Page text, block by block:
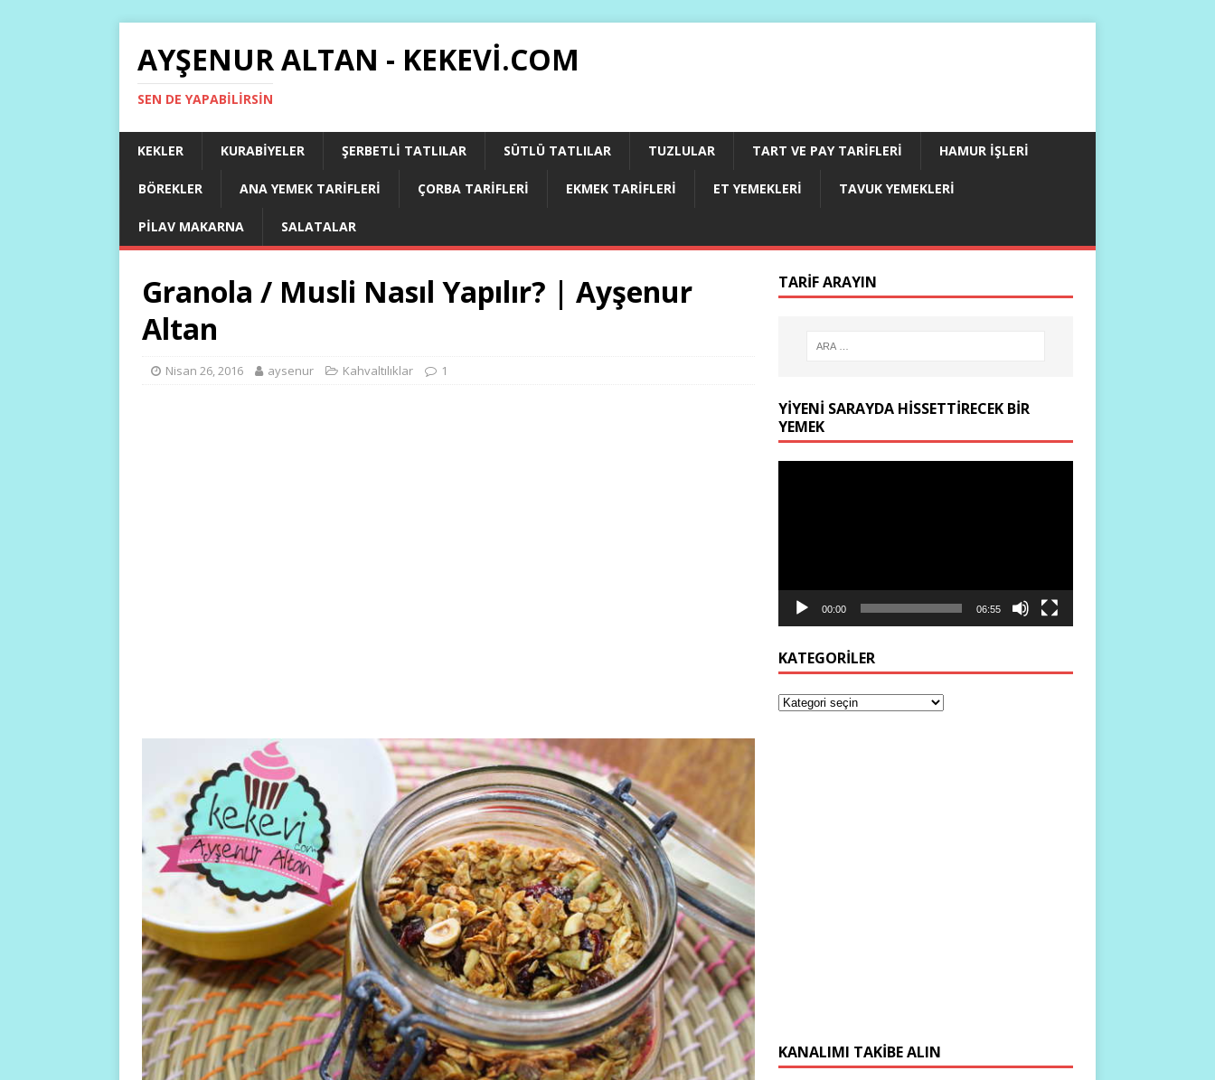
AYŞENUR ALTAN - KEKEVI.COM
SEN DE YAPABILIRSIN
KEKLER KURABIYELER ŞERBETLI TATLILAR SÜTLÜ TATLILAR TUZLULAR TART VE PAY TARIFLERI HAMUR İŞLERI
BÖREKLER ANA YEMEK TARIFLERI ÇORBA TARIFLERI EKMEK TARIFLERI ET YEMEKLERI TAVUK YEMEKLERI
PILAV MAKARNA SALATALAR
Granola / Musli Nasıl Yapılır? | Ayşenur
Altan
Nisan 26, 2016 aysenur Kahvaltılıklar 1
TARIF ARAYIN
YIYENI SARAYDA HISSETTIRECEK BIR
YEMEK
00:00 06:55
KATEGORILER
KANALIMI TAKIBE ALIN